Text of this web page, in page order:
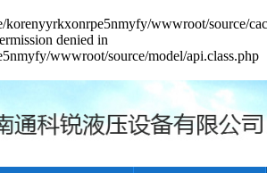
korenyyrkxonrpe5nmyfy/wwwroot/source/
denied in
wwwroot/source/model/api.class.php